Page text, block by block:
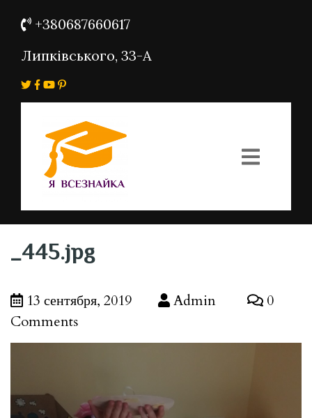
+380687660617
Липківського, 33-А
_445.jpg
13 сентября, 2019 Admin
0
Comments